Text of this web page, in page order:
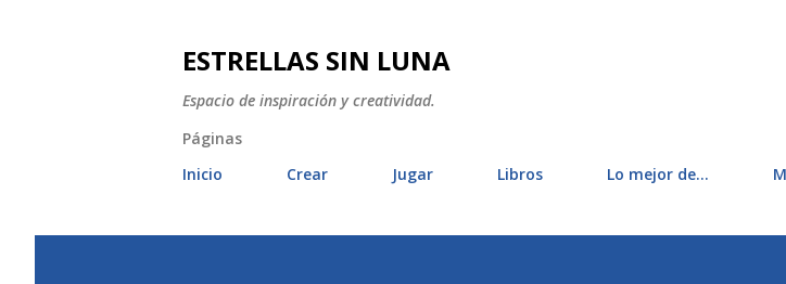
ESTRELLAS SIN LUNA
Espacio de inspiración y creatividad.
Páginas
Inicio
Crear Jugar Libros Lo mejor de...